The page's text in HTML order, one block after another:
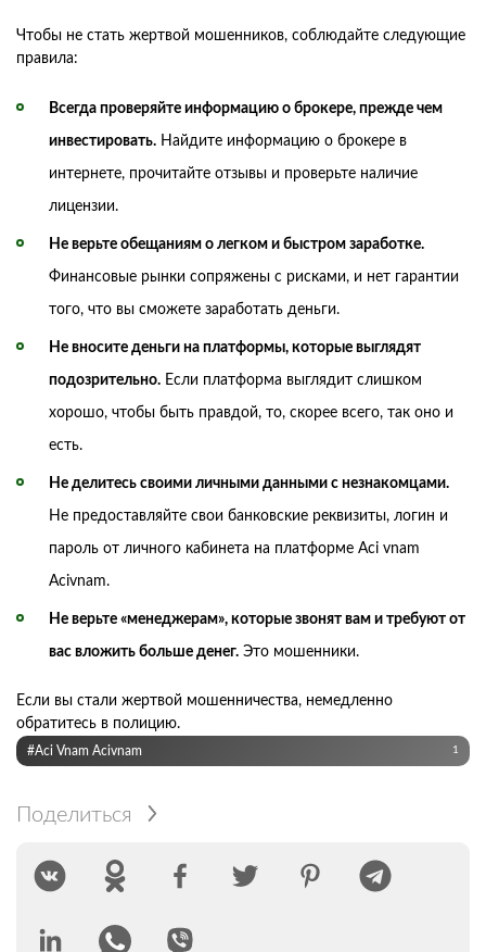
Чтобы не стать жертвой мошенников, соблюдайте следующие
правила:
Всегда проверяйте информацию о брокере, прежде чем
инвестировать. Найдите информацию о брокере в
интернете, прочитайте отзывы и проверьте наличие
лицензии.
Не верьте обещаниям о легком и быстром заработке.
Финансовые рынки сопряжены с рисками, и нет гарантии
того, что вы сможете заработать деньги.
Не вносите деньги на платформы, которые выглядят
подозрительно. Если платформа выглядит слишком
хорошо, чтобы быть правдой, то, скорее всего, так оно и
есть.
Не делитесь своими личными данными с незнакомцами.
Не предоставляйте свои банковские реквизиты, логин и
пароль от личного кабинета на платформе Aci vnam
Acivnam.
Не верьте «менеджерам», которые звонят вам и требуют от
вас вложить больше денег. Это мошенники.
Если вы стали жертвой мошенничества, немедленно
обратитесь в полицию.
#Aci Vnam Acivnam 1
Поделиться